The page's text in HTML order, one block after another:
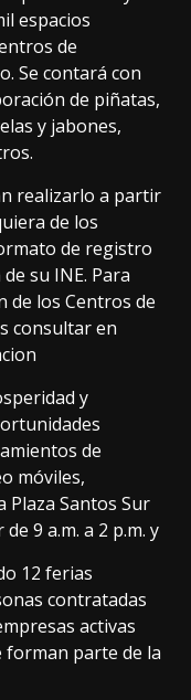
espacios
de
Se contará con
de piñatas,
y jabones,
realizarlo a partir
de los
de registro
su INE. Para
de los Centros de
consultar en
y
de
móviles,
Plaza Santos Sur
9 a.m. a 2 p.m. y
12 ferias
contratadas
activas
forman parte de la